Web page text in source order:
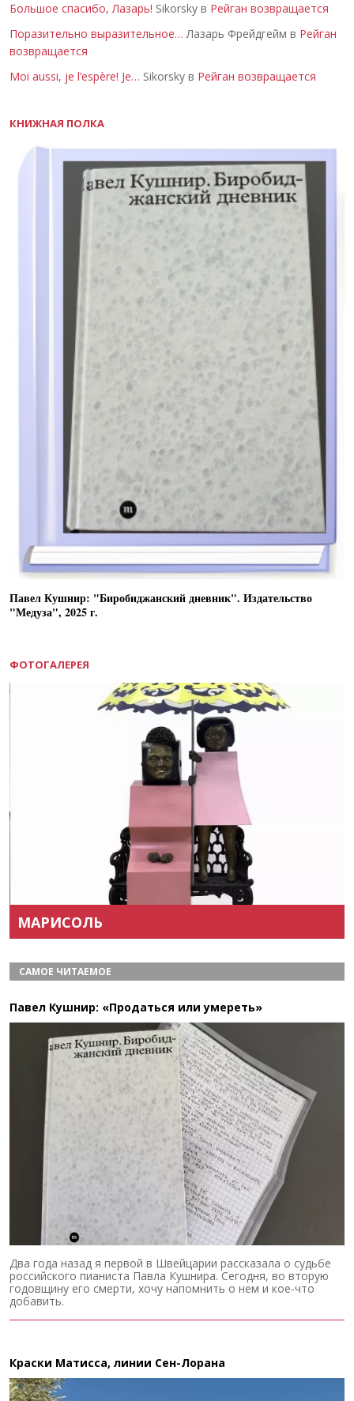
Большое спасибо, Лазарь! Sikorsky в Рейган возвращается
Поразительно выразительное… Лазарь Фрейдгейм в Рейган
возвращается
Moi aussi, je l’espère! Je… Sikorsky в Рейган возвращается
КНИЖНАЯ ПОЛКА
Павел Кушнир: "Биробиджанский дневник". Издательство
"Медуза", 2025 г.
ФОТОГАЛЕРЕЯ
МАРИСОЛЬ
САМОЕ ЧИТАЕМОЕ
Павел Кушнир: «Продаться или умереть»
Два года назад я первой в Швейцарии рассказала о судьбе
российского пианиста Павла Кушнира. Сегодня, во вторую
годовщину его смерти, хочу напомнить о нем и кое-что
добавить.
Краски Матисса, линии Сен-Лорана